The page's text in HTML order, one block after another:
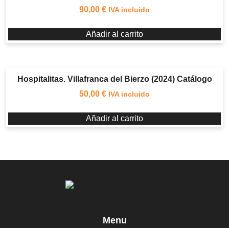
90,00 € IVA incluido
Añadir al carrito
Hospitalitas. Villafranca del Bierzo (2024) Catálogo
50,00 € IVA incluido
Añadir al carrito
Menu